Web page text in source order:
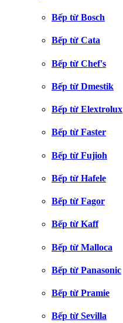
Bếp từ Bosch
Bếp từ Cata
Bếp từ Chef's
Bếp từ Dmestik
Bếp từ Elextrolux
Bếp từ Faster
Bếp từ Fujioh
Bếp từ Hafele
Bếp từ Fagor
Bếp từ Kaff
Bếp từ Malloca
Bếp từ Panasonic
Bếp từ Pramie
Bếp từ Sevilla